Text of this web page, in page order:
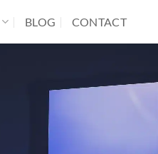
BLOG CONTACT